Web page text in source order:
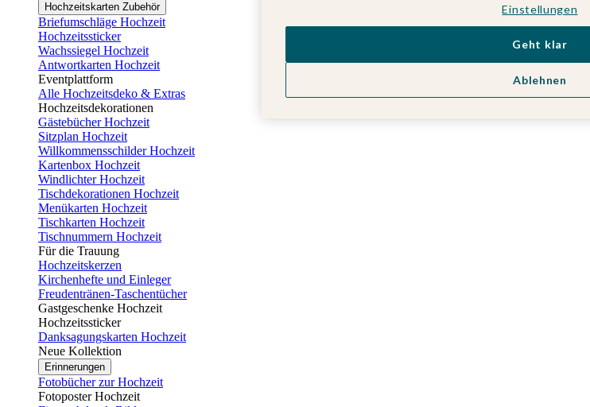
Hochzeitskarten Zubehör
Briefumschläge Hochzeit
Hochzeitssticker
Wachssiegel Hochzeit
Antwortkarten Hochzeit
Eventplattform
Alle Hochzeitsdeko & Extras
Hochzeitsdekorationen
Gästebücher Hochzeit
Sitzplan Hochzeit
Willkommensschilder Hochzeit
Kartenbox Hochzeit
Windlichter Hochzeit
Tischdekorationen Hochzeit
Menükarten Hochzeit
Tischkarten Hochzeit
Tischnummern Hochzeit
Für die Trauung
Hochzeitskerzen
Kirchenhefte und Einleger
Freudentränen-Taschentücher
Gastgeschenke Hochzeit
Hochzeitssticker
Danksagungskarten Hochzeit
Neue Kollektion
Erinnerungen
Fotobücher zur Hochzeit
Fotoposter Hochzeit
Einstellungen
Ablehnen
Geht klar